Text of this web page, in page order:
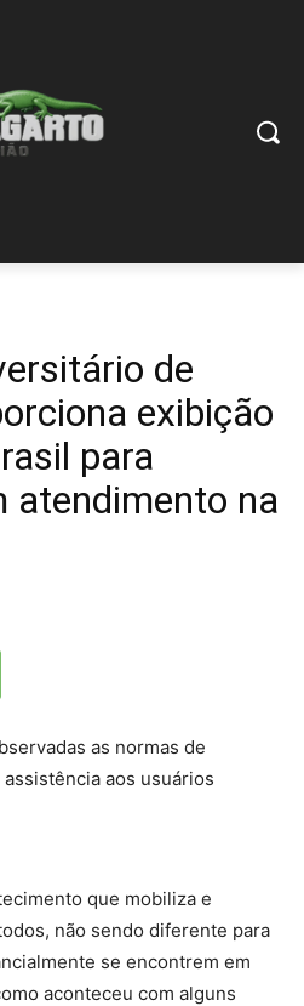
de
exibição
para
atendimento na
as normas de
aos usuários
que mobiliza e
não sendo diferente para
se encontrem em
aconteceu com alguns